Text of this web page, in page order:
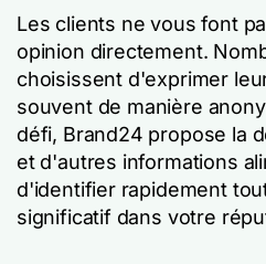
Les clients ne vous font
opinion directement.
choisissent d'exprimer
souvent de manière
défi, Brand24 propose la
et d'autres informations
d'identifier rapidement
significatif dans votre